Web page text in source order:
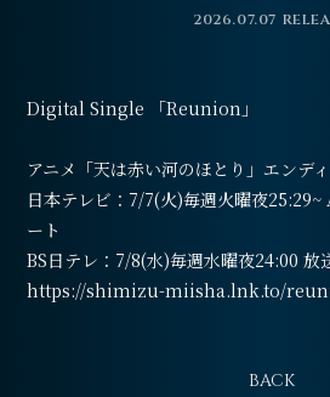
2026.07.07
Digital Single 「Reunion」
アニメ「天は赤い河のほとり」エンデ
日本テレビ：7/7(火)毎週火曜夜
ート
BS日テレ：7/8(水)毎週水曜夜24:00 放
https://shimizu-miisha.lnk.to/
BACK